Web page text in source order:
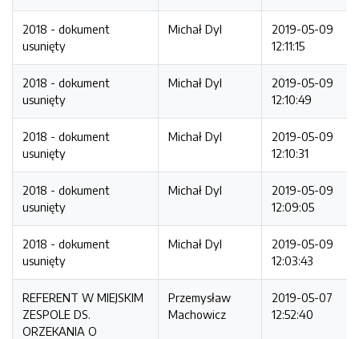
2018 - dokument
usunięty
Michał Dyl
2019-05-09
12:11:15
2018 - dokument
usunięty
Michał Dyl
2019-05-09
12:10:49
2018 - dokument
usunięty
Michał Dyl
2019-05-09
12:10:31
2018 - dokument
usunięty
Michał Dyl
2019-05-09
12:09:05
2018 - dokument
usunięty
Michał Dyl
2019-05-09
12:03:43
REFERENT W MIEJSKIM
ZESPOLE DS.
ORZEKANIA O
Przemysław
Machowicz
2019-05-07
12:52:40